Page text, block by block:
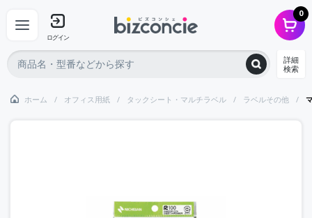
ログイン
0
詳細
検索
ホーム オフィス用紙 タックシート・マルチラベル ラベルその他